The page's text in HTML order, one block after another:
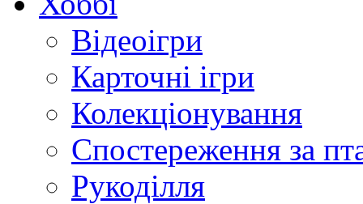
Відеоігри
Карточні ігри
Колекціонування
Спостереження за
Рукоділля